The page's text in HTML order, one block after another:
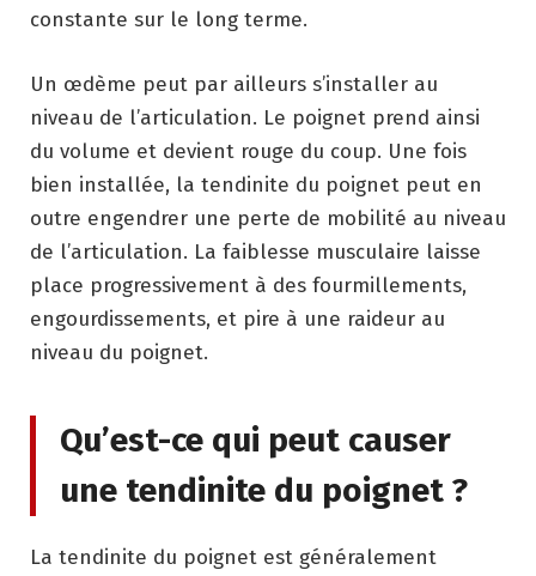
constante sur le long terme.
Un œdème peut par ailleurs s’installer au
niveau de l’articulation. Le poignet prend ainsi
du volume et devient rouge du coup. Une fois
bien installée, la tendinite du poignet peut en
outre engendrer une perte de mobilité au niveau
de l’articulation. La faiblesse musculaire laisse
place progressivement à des fourmillements,
engourdissements, et pire à une raideur au
niveau du poignet.
Qu’est-ce qui peut causer
une tendinite du poignet ?
La tendinite du poignet est généralement